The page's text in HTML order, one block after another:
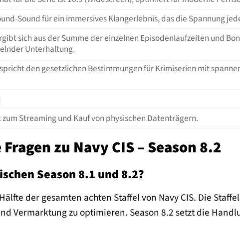
Sound für ein immersives Klangerlebnis, das die Spannung
sich aus der Summe der einzelnen Episodenlaufzeiten und
Unterhaltung.
den gesetzlichen Bestimmungen für Krimiserien mit
Streaming und Kauf von physischen Datenträgern.
zu Navy CIS – Season 8.2
Season 8.1 und 8.2?
der gesamten achten Staffel von Navy CIS. Die
Vermarktung zu optimieren. Season 8.2 setzt die